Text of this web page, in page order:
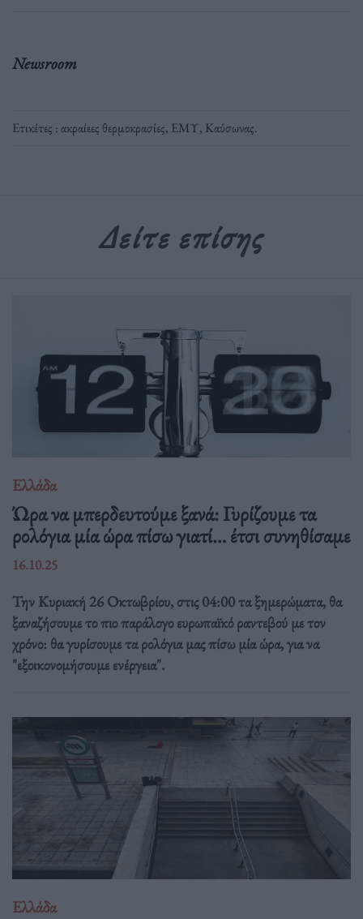
Newsroom
Ετικέτες :ακραίεες θερμοκρασίες, ΕΜΥ, Καύσωνας.
Δείτε επίσης
Ελλάδα
Ώρα να μπερδευτούμε ξανά: Γυρίζουμε τα
ρολόγια μία ώρα πίσω γιατί… έτσι συνηθίσαμε
16.10.25
Την Κυριακή 26 Οκτωβρίου, στις 04:00 τα ξημερώματα, θα
ξαναζήσουμε το πιο παράλογο ευρωπαϊκό ραντεβού με τον
χρόνο: θα γυρίσουμε τα ρολόγια μας πίσω μία ώρα, για να
"εξοικονομήσουμε ενέργεια".
Ελλάδα